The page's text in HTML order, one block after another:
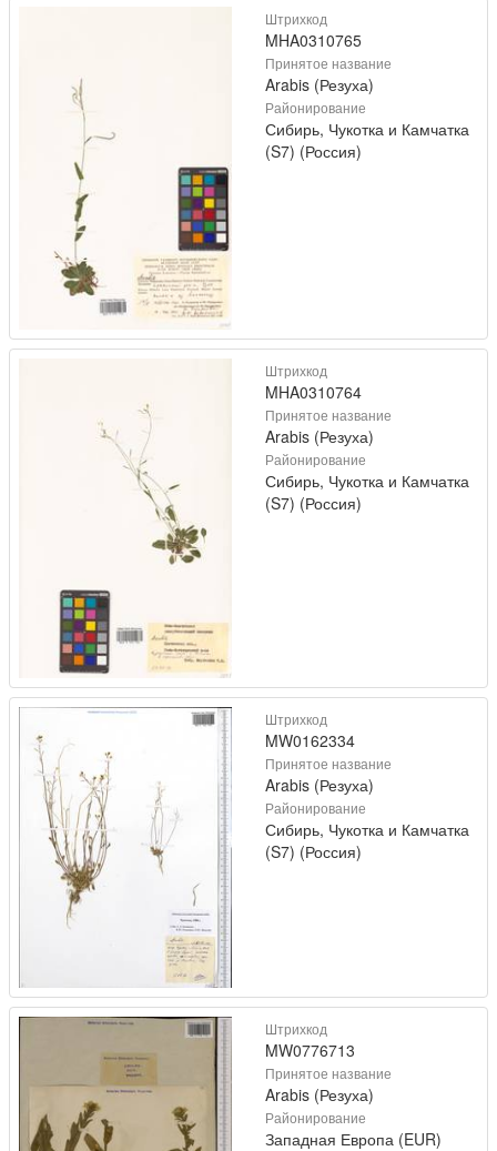
Штрихкод
MHA0310765
Принятое название
Arabis (Резуха)
Районирование
Сибирь, Чукотка и Камчатка
(S7) (Россия)
Штрихкод
MHA0310764
Принятое название
Arabis (Резуха)
Районирование
Сибирь, Чукотка и Камчатка
(S7) (Россия)
Штрихкод
MW0162334
Принятое название
Arabis (Резуха)
Районирование
Сибирь, Чукотка и Камчатка
(S7) (Россия)
Штрихкод
MW0776713
Принятое название
Arabis (Резуха)
Районирование
Западная Европа (EUR)